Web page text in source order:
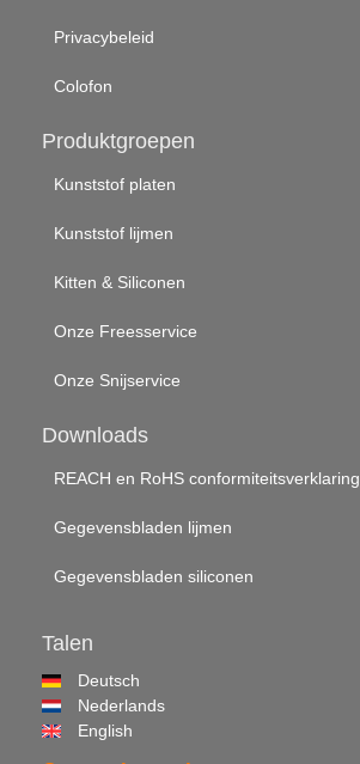
Privacybeleid
Colofon
Produktgroepen
Kunststof platen
Kunststof lijmen
Kitten & Siliconen
Onze Freesservice
Onze Snijservice
Downloads
REACH en RoHS conformiteitsverklaring
Gegevensbladen lijmen
Gegevensbladen siliconen
Talen
Deutsch
Nederlands
English